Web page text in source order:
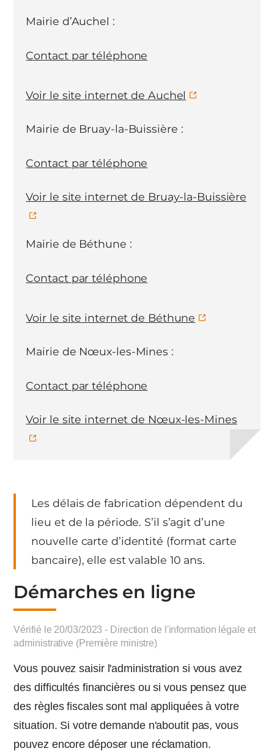
Les délais de fabrication dépendent du
lieu et de la période. S’il s’agit d’une
nouvelle carte d’identité (format carte
bancaire), elle est valable 10 ans.
Démarches en ligne
Vérifié le 20/03/2023 - Direction de l'information légale et
administrative (Première ministre)
Vous pouvez saisir l'administration si vous avez
des difficultés financières ou si vous pensez que
des règles fiscales sont mal appliquées à votre
situation. Si votre demande n'aboutit pas, vous
pouvez encore déposer une réclamation.
Mairie d’Auchel :
Contact par téléphone
Voir le site internet de Auchel
Mairie de Bruay-la-Buissière :
Contact par téléphone
Voir le site internet de Bruay-la-Buissière
Mairie de Béthune :
Contact par téléphone
Voir le site internet de Béthune
Mairie de Nœux-les-Mines :
Contact par téléphone
Voir le site internet de Nœux-les-Mines